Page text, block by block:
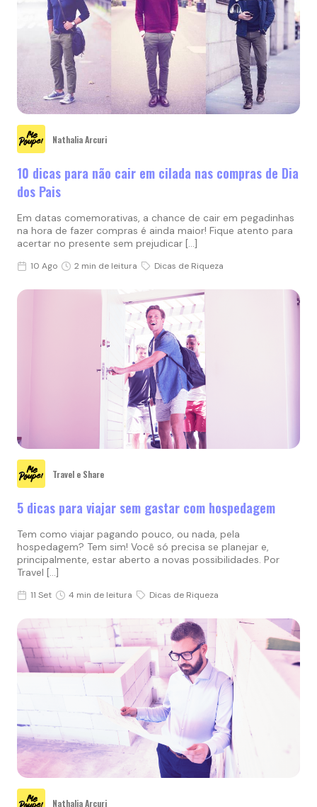
Nathalia Arcuri
10 dicas para não cair em cilada nas compras de Dia
dos Pais
Em datas comemorativas, a chance de cair em pegadinhas
na hora de fazer compras é ainda maior! Fique atento para
acertar no presente sem prejudicar […]
10 Ago 2 min de leitura Dicas de Riqueza
Travel e Share
5 dicas para viajar sem gastar com hospedagem
Tem como viajar pagando pouco, ou nada, pela
hospedagem? Tem sim! Você só precisa se planejar e,
principalmente, estar aberto a novas possibilidades. Por
Travel […]
11 Set 4 min de leitura Dicas de Riqueza
Nathalia Arcuri